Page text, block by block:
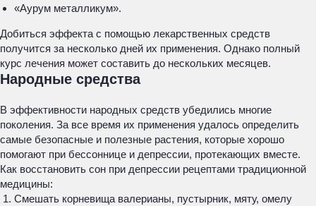
«Аурум металликум».
Добиться эффекта с помощью лекарственных средств
получится за несколько дней их применения. Однако полный
курс лечения может составить до нескольких месяцев.
Народные средства
В эффективности народных средств убедились многие
поколения. За все время их применения удалось определить
самые безопасные и полезные растения, которые хорошо
помогают при бессоннице и депрессии, протекающих вместе.
Как восстановить сон при депрессии рецептами традиционной
медицины:
Смешать корневища валерианы, пустырник, мяту, омелу